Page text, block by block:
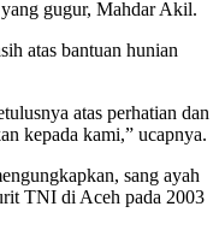
gugur, Mahdar Akil.
atas bantuan hunian
atas perhatian dan
kepada kami,” ucapnya.
sang ayah
TNI di Aceh pada 2003